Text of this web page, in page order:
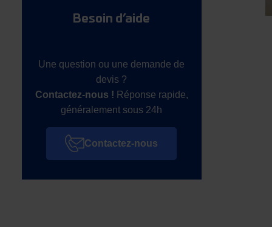
Besoin d’aide
Une question ou une demande de
devis ?
Contactez-nous ! Réponse rapide,
généralement sous 24h
Contactez-nous